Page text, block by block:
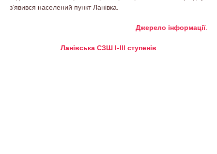
з’явився населений пункт Ланівка.
Джерело інформації.
Ланівська СЗШ I-III ступенів